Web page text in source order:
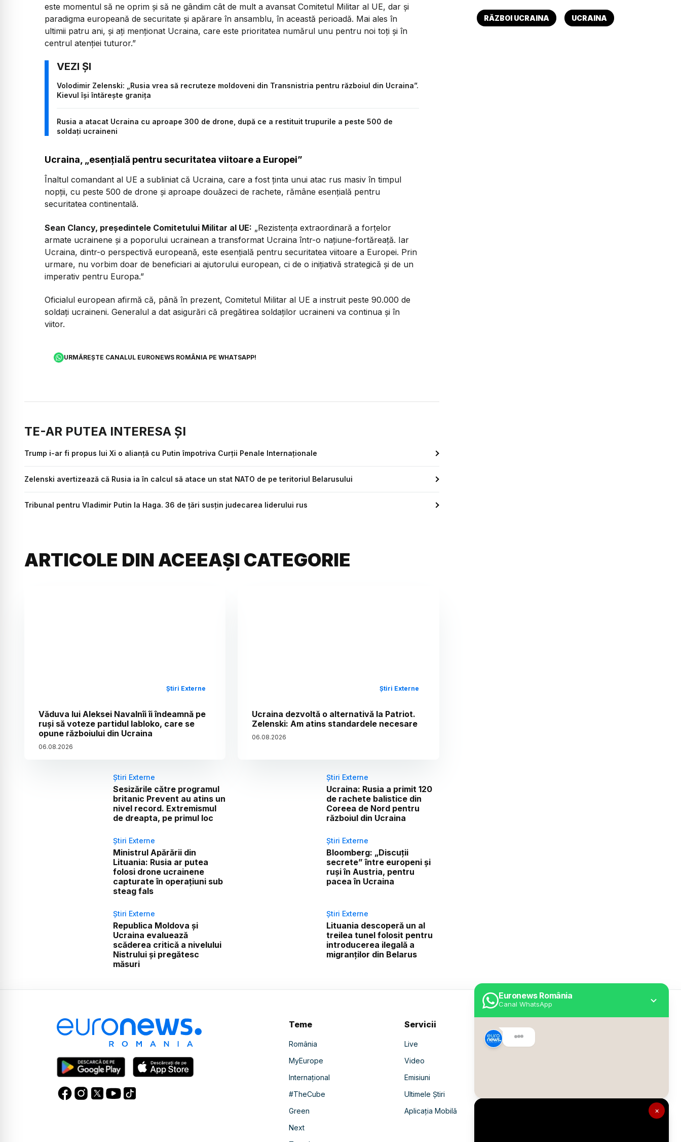
×
Euronews România
Canal WhatsApp
este momentul să ne oprim și să ne gândim cât de mult a avansat Comitetul Militar al UE, dar și
paradigma europeană de securitate și apărare în ansamblu, în această perioadă. Mai ales în
ultimii patru ani, și ați menționat Ucraina, care este prioritatea numărul unu pentru noi toți și în
centrul atenției tuturor.”
Volodimir Zelenski: „Rusia vrea să recruteze moldoveni din Transnistria pentru războiul din Ucraina”.
Kievul își întărește granița
Rusia a atacat Ucraina cu aproape 300 de drone, după ce a restituit trupurile a peste 500 de
soldați ucraineni
Ucraina, „esențială pentru securitatea viitoare a Europei”
Înaltul comandant al UE a subliniat că Ucraina, care a fost ținta unui atac rus masiv în timpul
nopții, cu peste 500 de drone și aproape douăzeci de rachete, rămâne esențială pentru
securitatea continentală.
Sean Clancy, președintele Comitetului Militar al UE: „Rezistența extraordinară a forțelor
armate ucrainene și a poporului ucrainean a transformat Ucraina într-o națiune-fortăreață. Iar
Ucraina, dintr-o perspectivă europeană, este esențială pentru securitatea viitoare a Europei. Prin
urmare, nu vorbim doar de beneficiari ai ajutorului european, ci de o inițiativă strategică și de un
imperativ pentru Europa.”
Oficialul european afirmă că, până în prezent, Comitetul Militar al UE a instruit peste 90.000 de
soldați ucraineni. Generalul a dat asigurări că pregătirea soldaților ucraineni va continua și în
viitor.
URMĂREȘTE CANALUL EURONEWS ROMÂNIA PE WHATSAPP!
TE-AR PUTEA INTERESA ȘI
Trump i-ar fi propus lui Xi o alianță cu Putin împotriva Curții Penale Internaționale
Zelenski avertizează că Rusia ia în calcul să atace un stat NATO de pe teritoriul Belarusului
Tribunal pentru Vladimir Putin la Haga. 36 de țări susțin judecarea liderului rus
ARTICOLE DIN ACEEAȘI CATEGORIE
Știri Externe
Văduva lui Aleksei Navalnîi îi îndeamnă pe
ruși să voteze partidul Iabloko, care se
opune războiului din Ucraina
06.08.2026
Știri Externe
Ucraina dezvoltă o alternativă la Patriot.
Zelenski: Am atins standardele necesare
06.08.2026
Știri Externe
Sesizările către programul
britanic Prevent au atins un
nivel record. Extremismul
de dreapta, pe primul loc
Știri Externe
Ucraina: Rusia a primit 120
de rachete balistice din
Coreea de Nord pentru
războiul din Ucraina
Știri Externe
Ministrul Apărării din
Lituania: Rusia ar putea
folosi drone ucrainene
capturate în operațiuni sub
steag fals
Știri Externe
Bloomberg: „Discuții
secrete” între europeni și
ruși în Austria, pentru
pacea în Ucraina
Știri Externe
Republica Moldova și
Ucraina evaluează
scăderea critică a nivelului
Nistrului și pregătesc
măsuri
Știri Externe
Lituania descoperă un al
treilea tunel folosit pentru
introducerea ilegală a
migranților din Belarus
RĂZBOI UCRAINA UCRAINA
Teme
România
MyEurope
Internațional
#TheCube
Green
Next
Servicii
Live
Video
Emisiuni
Ultimele Știri
Aplicația Mobilă
Despre Euronews